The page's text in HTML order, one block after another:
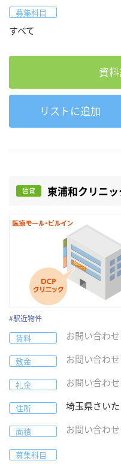
募集科目
すべて
資
リストに追加
賃貸 東浦和クリニ
#駅近物件
賃料 お問い合わ
敷金 お問い合わ
礼金 お問い合わ
住所 埼玉県さい
面積 お問い合わ
募集科目